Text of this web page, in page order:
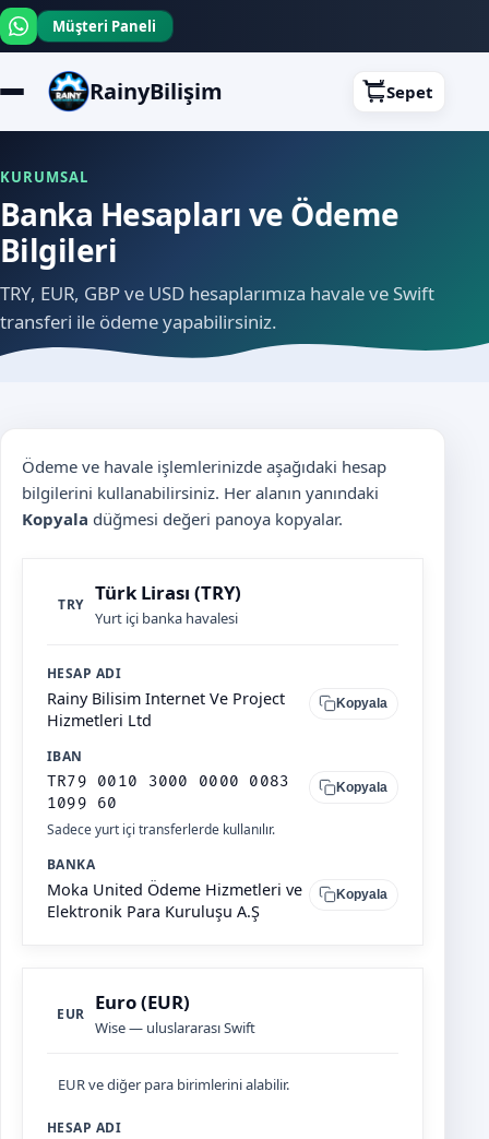
Müşteri Paneli
RainyBilişim Sepet
KURUMSAL
Banka Hesapları ve Ödeme
Bilgileri
TRY, EUR, GBP ve USD hesaplarımıza havale ve Swift
transferi ile ödeme yapabilirsiniz.
Ödeme ve havale işlemlerinizde aşağıdaki hesap
bilgilerini kullanabilirsiniz. Her alanın yanındaki
Kopyala düğmesi değeri panoya kopyalar.
TRY Türk Lirası (TRY)
Yurt içi banka havalesi
HESAP ADI
Rainy Bilisim Internet Ve Project
Hizmetleri Ltd
Kopyala
IBAN
TR79 0010 3000 0000 0083
1099 60
Kopyala
Sadece yurt içi transferlerde kullanılır.
BANKA
Moka United Ödeme Hizmetleri ve
Elektronik Para Kuruluşu A.Ş
Kopyala
EUR Euro (EUR)
Wise — uluslararası Swift
EUR ve diğer para birimlerini alabilir.
HESAP ADI